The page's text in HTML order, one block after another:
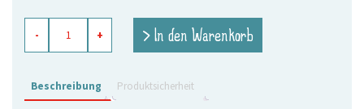
mit
Henkeln
2er
Set
- + > In den Warenkorb
Beschreibung Produktsicherheit